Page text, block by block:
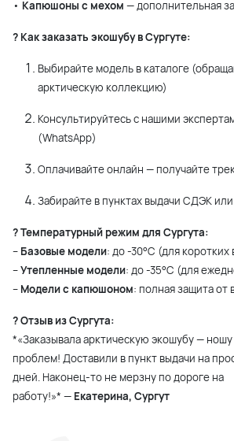
• Капюшоны с мехом — дополнительная
? Как заказать экошубу в Сургуте:
Выбирайте модель в каталоге
арктическую коллекцию)
Консультируйтесь с нашими
(WhatsApp)
Оплачивайте онлайн — получайте
Забирайте в пунктах выдачи СДЭК
?️ Температурный режим для Сургута:
– Базовые модели: до -30°С (для коротких
–Утепленные модели: до -35°С (для
– Модели с капюшоном: полная защита от
? Отзыв из Сургута:
*«Заказывала арктическую экошубу —
проблем! Доставили в пункт выдачи на
дней. Наконец-то не мерзну по дороге на
работу!»* — Екатерина, Сургут